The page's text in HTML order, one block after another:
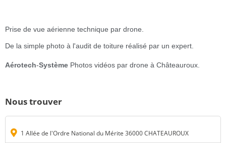
Prise de vue aérienne technique par drone.
De la simple photo à l'audit de toiture réalisé par un expert.
Aérotech-Système Photos vidéos par drone à Châteauroux.
Nous trouver
1 Allée de l'Ordre National du Mérite 36000 CHATEAUROUX